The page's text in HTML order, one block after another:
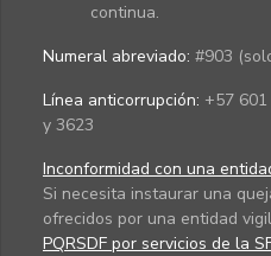
continua.
Numeral abreviado: #903
Línea anticorrupción: +57
y 3623
Inconformidad con una
Si necesita instaurar una
ofrecidos por una entidad
PQRSDF por servicios de la